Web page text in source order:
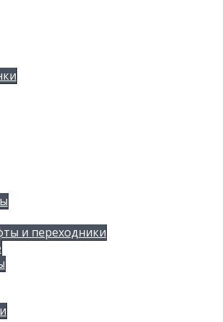
и переходники